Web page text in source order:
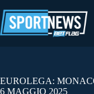
al
contenuto
EUROLEGA:
6 MAGGIO 2025